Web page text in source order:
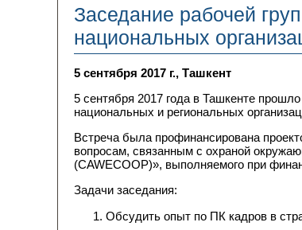
Заседание рабочей
национальных
5 сентября 2017 г., Ташкент
5 сентября 2017 года в Ташкенте
национальных и региональных
Встреча была профинансирована
вопросам, связанным с охраной
(CAWECOOP)», выполняемого при
Задачи заседания:
Обсудить опыт по ПК кадров в